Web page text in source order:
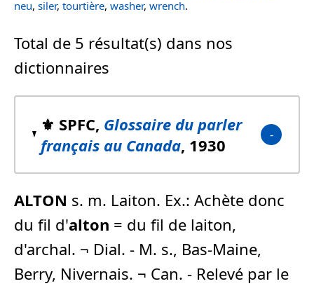
neu, siler, tourtière, washer, wrench.
Total de 5 résultat(s) dans nos
dictionnaires
⚜️ SPFC, Glossaire du parler
français au Canada, 1930
ALTON s. m. Laiton. Ex.: Achète donc
du fil d'alton = du fil de laiton,
d'archal. ¬ Dial. - M. s., Bas-Maine,
Berry, Nivernais. ¬ Can. - Relevé par le